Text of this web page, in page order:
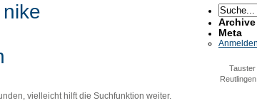
nike
vielleicht hilft die Suchfunktion weiter.
Archive
Meta
Anmelden